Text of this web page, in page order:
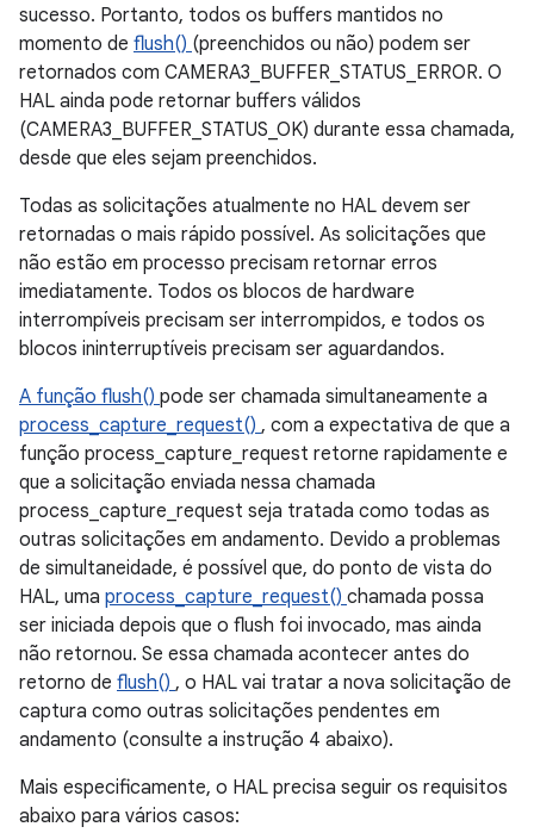
sucesso. Portanto, todos os buffers mantidos no
momento de flush() (preenchidos ou não) podem ser
retornados com CAMERA3_BUFFER_STATUS_ERROR. O
HAL ainda pode retornar buffers válidos
(CAMERA3_BUFFER_STATUS_OK) durante essa chamada,
desde que eles sejam preenchidos.
Todas as solicitações atualmente no HAL devem ser
retornadas o mais rápido possível. As solicitações que
não estão em processo precisam retornar erros
imediatamente. Todos os blocos de hardware
interrompíveis precisam ser interrompidos, e todos os
blocos ininterruptíveis precisam ser aguardandos.
A função flush() pode ser chamada simultaneamente a
process_capture_request() , com a expectativa de que a
função process_capture_request retorne rapidamente e
que a solicitação enviada nessa chamada
process_capture_request seja tratada como todas as
outras solicitações em andamento. Devido a problemas
de simultaneidade, é possível que, do ponto de vista do
HAL, uma process_capture_request() chamada possa
ser iniciada depois que o flush foi invocado, mas ainda
não retornou. Se essa chamada acontecer antes do
retorno de flush() , o HAL vai tratar a nova solicitação de
captura como outras solicitações pendentes em
andamento (consulte a instrução 4 abaixo).
Mais especificamente, o HAL precisa seguir os requisitos
abaixo para vários casos: